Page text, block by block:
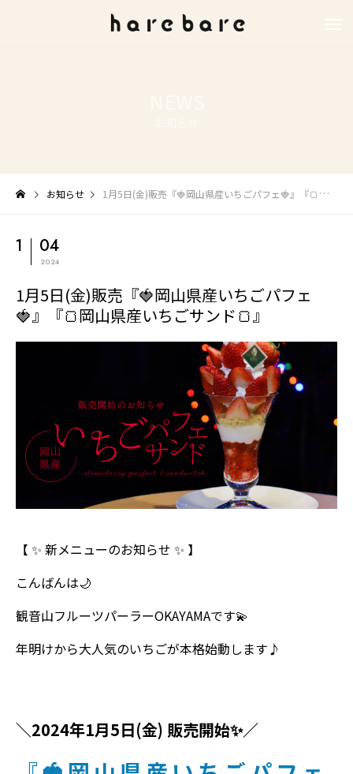
お知らせ 1月5日(金)販売『🍓岡山県産いちごパフェ🍓』『🍞岡山県産いちごサンド🍞』
1 04
2024
1月5日(金)販売『🍓岡山県産いちごパフェ
🍓』『🍞岡山県産いちごサンド🍞』
【 ✨ 新メニューのお知らせ ✨ 】
こんばんは🌙
観音山フルーツパーラーOKAYAMAです💫
年明けから大人気のいちごが本格始動します♪
＼2024年1月5日(金) 販売開始✨／